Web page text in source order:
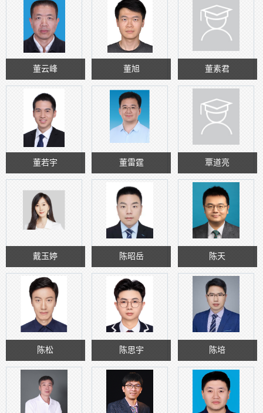
董云峰 董旭 董素君
董若宇 董雷霆 覃道亮
戴玉婷 陈昭岳 陈天
陈松 陈思宇 陈培